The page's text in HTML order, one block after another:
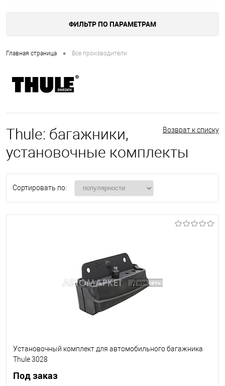
ФИЛЬТР ПО ПАРАМЕТРАМ
Главная страница • Все производители
Возврат к списку
Thule: багажники,
установочные комплекты
Сортировать по:
Установочный комплект для автомобильного багажника
Thule 3028
Под заказ